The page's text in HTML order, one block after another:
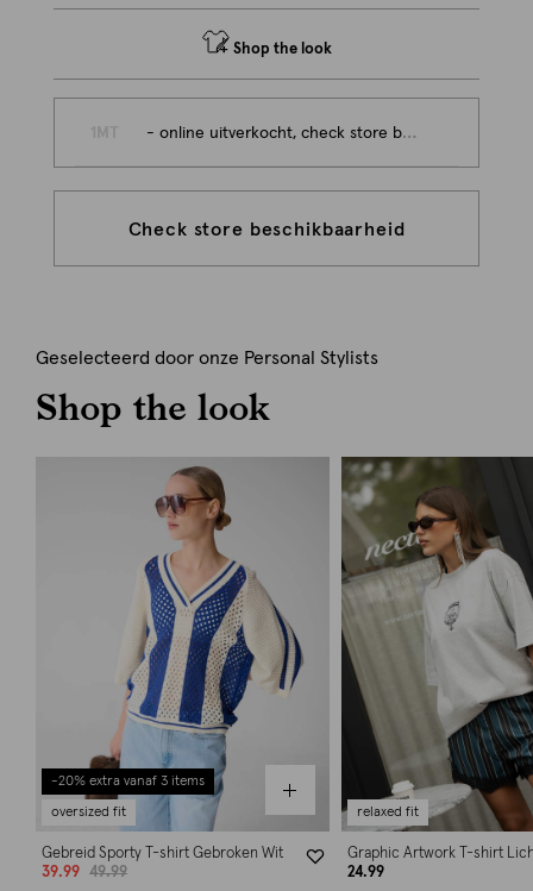
Shop the look
- online uitverkocht, check store beschikbaarheid
Check store beschikbaarheid
Geselecteerd door onze Personal Stylists
Shop the look
-20% extra vanaf 3 items
oversized fit
Gebreid Sporty T-shirt Gebroken Wit
39.99
49.99
relaxed fit
Graphic Artwork T-shirt
24.99